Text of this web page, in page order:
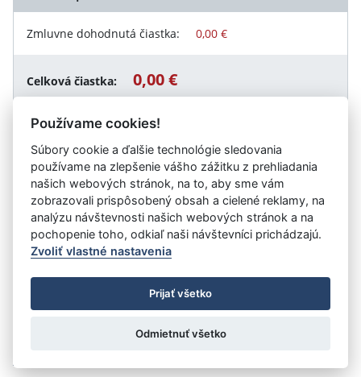
Zmluvne dohodnutá čiastka: 0,00 €
Celková čiastka: 0,00 €
Návrat späť
Vystavil:Obec Chorvátsky Grob
Úrad vlády SR
- Všetky práva vyhradené
Prehlásenie o prístupnosti
Zmluvy do 31.12.2010
Nastavenia cookies
: Aglo Solutions
Používame cookies!
Súbory cookie a ďalšie technológie sledovania
používame na zlepšenie vášho zážitku z prehliadania
našich webových stránok, na to, aby sme vám
zobrazovali prispôsobený obsah a cielené reklamy, na
analýzu návštevnosti našich webových stránok a na
pochopenie toho, odkiaľ naši návštevníci prichádzajú.
Zvoliť vlastné nastavenia
Prijať všetko
Odmietnuť všetko